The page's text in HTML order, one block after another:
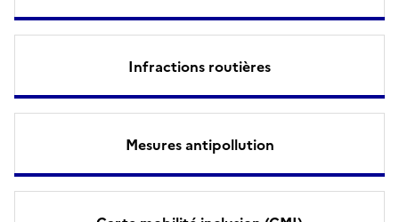
Infractions routières
Mesures antipollution